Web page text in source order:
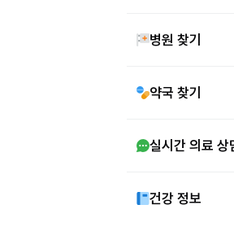
병원 찾기
약국 찾기
실시간 의료 상
건강 정보